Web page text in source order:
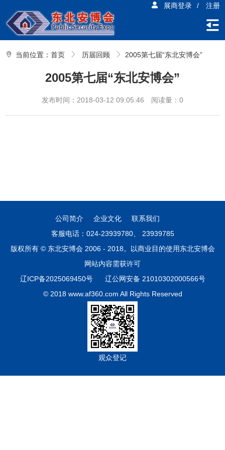
展商登录 / 注册
当前位置： 首页 历届回顾 2005第七届“东北安博会”
2005第七届“东北安博会”
发布时间：2018-03-12 09:05:46 阅读量：0
公司简介 企业文化
联系我们
客服电话：024-23939780、 23939785
版权所有 © 东北安博会 2006 - 2018。以商业目的使用东北安博会
网站内容需获许可
辽ICP备2025069450号
辽公网安备 21010302000566号
© 2018 www.af360.com All Rights Reserved
观众登记